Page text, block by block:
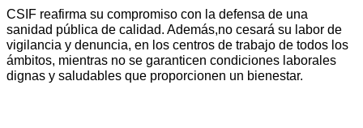
CSIF reafirma su compromiso con la defensa de una
sanidad pública de calidad. Además,no cesará su labor de
vigilancia y denuncia, en los centros de trabajo de todos los
ámbitos, mientras no se garanticen condiciones laborales
dignas y saludables que proporcionen un bienestar.